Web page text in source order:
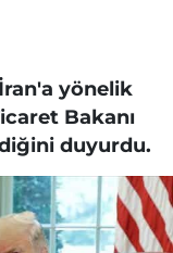
yönelik
Bakanı
duyurdu.